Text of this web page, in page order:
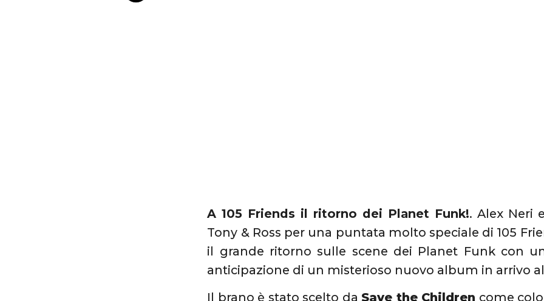
A 105 Friends il ritorno dei Planet Funk!. Alex Neri
Tony & Ross per una puntata molto speciale di 105
il grande ritorno sulle scene dei Planet Funk con
anticipazione di un misterioso nuovo album in arrivo
Il brano è stato scelto da Save the Children come